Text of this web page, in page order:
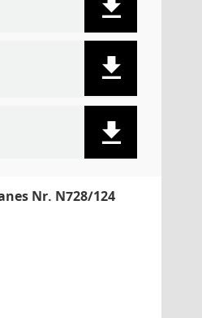
Nr. N728/124